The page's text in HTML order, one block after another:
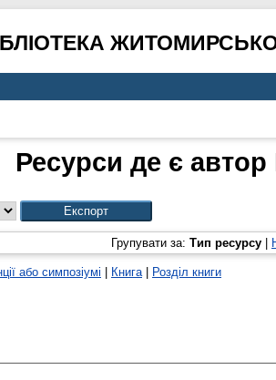
Ресурси де є автор
Групувати за: Тип ресурсу
або симпозіумі Книга| Розділ книги